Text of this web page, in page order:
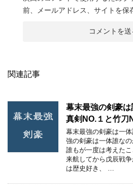
前、メールアドレス、サイトを保
関連記事
幕末最強の剣豪
真剣NO.１と竹刀
幕末最強の剣豪は一
強の剣豪は一体誰な
誰もが一度は考えた
来航してから戊辰戦
は歴史好き、 …